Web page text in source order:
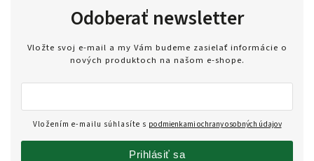
Odoberať newsletter
Vložte svoj e-mail a my Vám budeme zasielať informácie o
nových produktoch na našom e-shope.
Vložením e-mailu súhlasíte s podmienkami ochrany osobných údajov
Prihlásiť sa